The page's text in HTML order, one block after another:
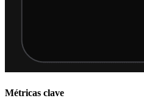
Métricas clave